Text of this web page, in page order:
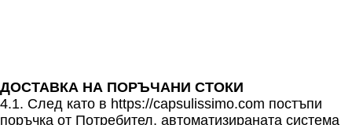
ДОСТАВКА НА ПОРЪЧАНИ СТОКИ
4.1. След като в https://capsulissimo.com постъпи
поръчка от Потребител, автоматизираната система